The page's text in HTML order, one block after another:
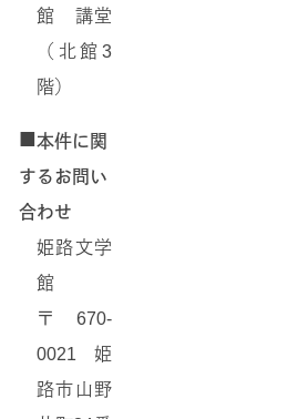
館 講堂
（北館3
階）
■本件に関
するお問い
合わせ
姫路文学
館
〒670-
0021 姫
路市山野